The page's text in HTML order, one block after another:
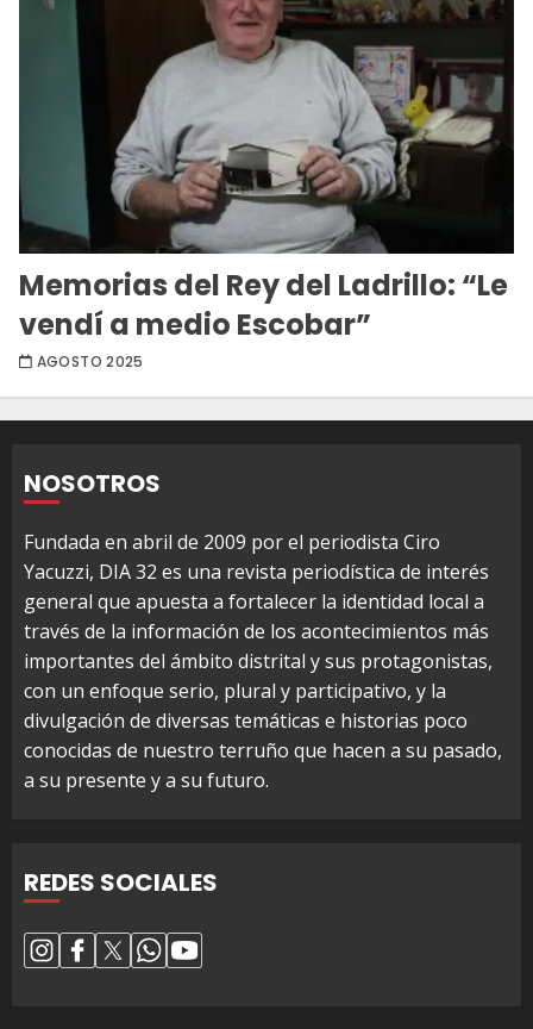
Memorias del Rey del Ladrillo: “Le
vendí a medio Escobar”
AGOSTO 2025
NOSOTROS
Fundada en abril de 2009 por el periodista Ciro
Yacuzzi, DIA 32 es una revista periodística de interés
general que apuesta a fortalecer la identidad local a
través de la información de los acontecimientos más
importantes del ámbito distrital y sus protagonistas,
con un enfoque serio, plural y participativo, y la
divulgación de diversas temáticas e historias poco
conocidas de nuestro terruño que hacen a su pasado,
a su presente y a su futuro.
REDES SOCIALES